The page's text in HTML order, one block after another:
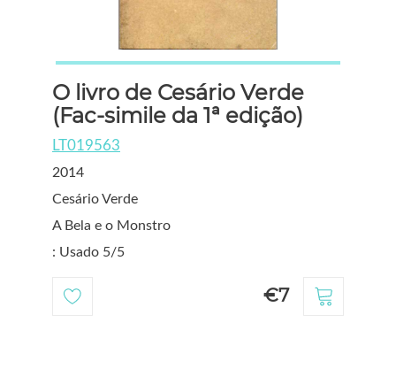
O livro de Cesário Verde
(Fac-simile da 1ª edição)
LT019563
2014
Cesário Verde
A Bela e o Monstro
: Usado 5/5
€7